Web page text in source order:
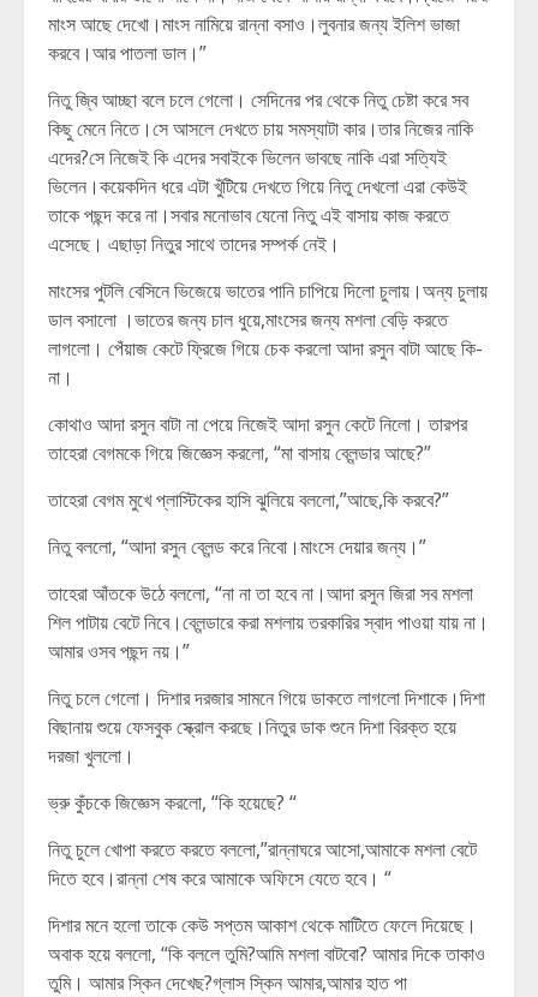
মাংস আছে দেখো।মাংস নামিয়ে রান্না বসাও।লুবনার জন্য ইলিশ ভাজা
করবে।আর পাতলা ডাল।”
নিতু জ্বি আচ্ছা বলে চলে গেলো। সেদিনের পর থেকে নিতু চেষ্টা করে সব
কিছু মেনে নিতে।সে আসলে দেখতে চায় সমস্যাটা কার।তার নিজের নাকি
এদের?সে নিজেই কি এদের সবাইকে ভিলেন ভাবছে নাকি এরা সত্যিই
ভিলেন।কয়েকদিন ধরে এটা খুঁটিয়ে দেখতে গিয়ে নিতু দেখলো এরা কেউই
তাকে পছন্দ করে না।সবার মনোভাব যেনো নিতু এই বাসায় কাজ করতে
এসেছে। এছাড়া নিতুর সাথে তাদের সম্পর্ক নেই।
মাংসের পুটলি বেসিনে ভিজেয়ে ভাতের পানি চাপিয়ে দিলো চুলায়।অন্য চুলায়
ডাল বসালো ।ভাতের জন্য চাল ধুয়ে,মাংসের জন্য মশলা বেড়ি করতে
লাগলো। পেঁয়াজ কেটে ফ্রিজে গিয়ে চেক করলো আদা রসুন বাটা আছে কি-
না।
কোথাও আদা রসুন বাটা না পেয়ে নিজেই আদা রসুন কেটে নিলো। তারপর
তাহেরা বেগমকে গিয়ে জিজ্ঞেস করলো, “মা বাসায় ব্লেন্ডার আছে?”
তাহেরা বেগম মুখে প্লাস্টিকের হাসি ঝুলিয়ে বললো,”আছে,কি করবে?”
নিতু বললো, “আদা রসুন ব্লেন্ড করে নিবো।মাংসে দেয়ার জন্য।”
তাহেরা আঁতকে উঠে বললো, “না না তা হবে না।আদা রসুন জিরা সব মশলা
শিল পাটায় বেটে নিবে।ব্লেন্ডারে করা মশলায় তরকারির স্বাদ পাওয়া যায় না।
আমার ওসব পছন্দ নয়।”
নিতু চলে গেলো। দিশার দরজার সামনে গিয়ে ডাকতে লাগলো দিশাকে।দিশা
বিছানায় শুয়ে ফেসবুক স্ক্রোল করছে।নিতুর ডাক শুনে দিশা বিরক্ত হয়ে
দরজা খুললো।
ভ্রু কুঁচকে জিজ্ঞেস করলো, “কি হয়েছে? “
নিতু চুলে খোপা করতে করতে বললো,”রান্নাঘরে আসো,আমাকে মশলা বেটে
দিতে হবে।রান্না শেষ করে আমাকে অফিসে যেতে হবে। “
দিশার মনে হলো তাকে কেউ সপ্তম আকাশ থেকে মাটিতে ফেলে দিয়েছে।
অবাক হয়ে বললো, “কি বললে তুমি?আমি মশলা বাটবো? আমার দিকে তাকাও
তুমি। আমার স্কিন দেখেছ?গ্লাস স্কিন আমার,আমার হাত পা